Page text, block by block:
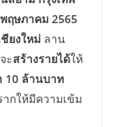
ฤษภาคม 2565
ยงใหม่ ลาน
ะสร้างรายได้ให้
10 ล้านบาท
กให้มีความเข้ม